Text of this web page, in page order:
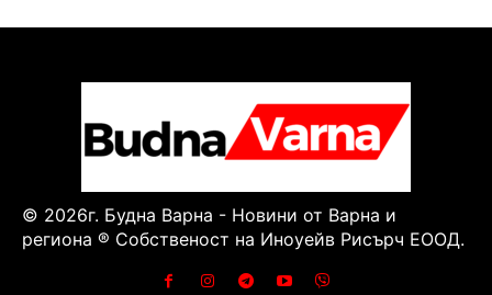
© 2026г. Будна Варна - Новини от Варна и
региона ® Собственост на Иноуейв Рисърч ЕООД.